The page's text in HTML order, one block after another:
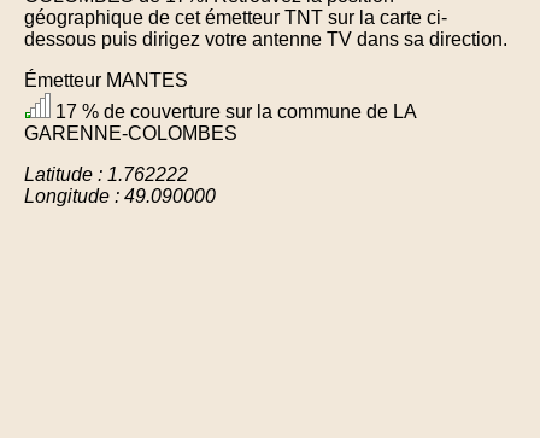
géographique de cet émetteur TNT sur la carte ci-
dessous puis dirigez votre antenne TV dans sa direction.
Émetteur MANTES
17 % de couverture sur la commune de LA
GARENNE-COLOMBES
Latitude : 1.762222
Longitude : 49.090000